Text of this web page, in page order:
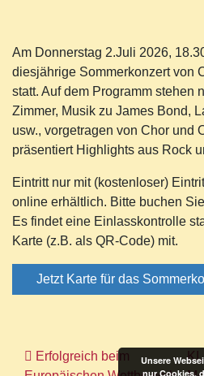
Am Donnerstag 2.Juli 2026,
diesjährige Sommerkonzert von
statt. Auf dem Programm stehen
Zimmer, Musik zu James Bond,
usw., vorgetragen von Chor und
präsentiert Highlights aus Rock
Eintritt nur mit (kostenloser)
online erhältlich. Bitte buchen
Es findet eine Einlasskontrolle
Karte (z.B. als QR-Code) mit.
Jetzt Karte für das
Beitragsnavigation
Erfolgreich beim
Unsere
nur Cookies,